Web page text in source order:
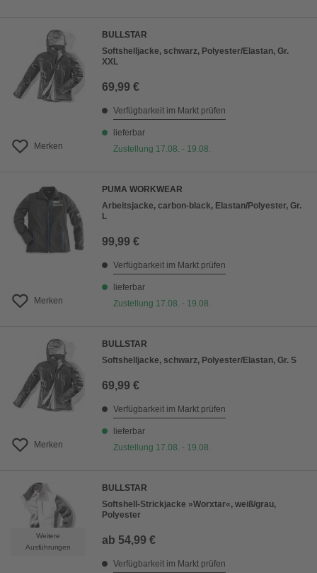
Merken
BULLSTAR
Softshelljacke, schwarz, Polyester/Elastan, Gr.
XXL
69,99 €
Verfügbarkeit im Markt prüfen
lieferbar
Zustellung 17.08. - 19.08.
Merken
PUMA WORKWEAR
Arbeitsjacke, carbon-black, Elastan/Polyester, Gr.
L
99,99 €
Verfügbarkeit im Markt prüfen
lieferbar
Zustellung 17.08. - 19.08.
Merken
BULLSTAR
Softshelljacke, schwarz, Polyester/Elastan, Gr. S
69,99 €
Verfügbarkeit im Markt prüfen
lieferbar
Zustellung 17.08. - 19.08.
Weitere
Ausführungen
BULLSTAR
Softshell-Strickjacke »Worxtar«, weiß/grau,
Polyester
ab 54,99 €
Verfügbarkeit im Markt prüfen